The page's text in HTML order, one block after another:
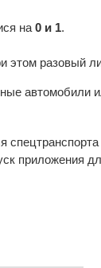
на 0 и 1.
этом разовый
автомобили
приложения